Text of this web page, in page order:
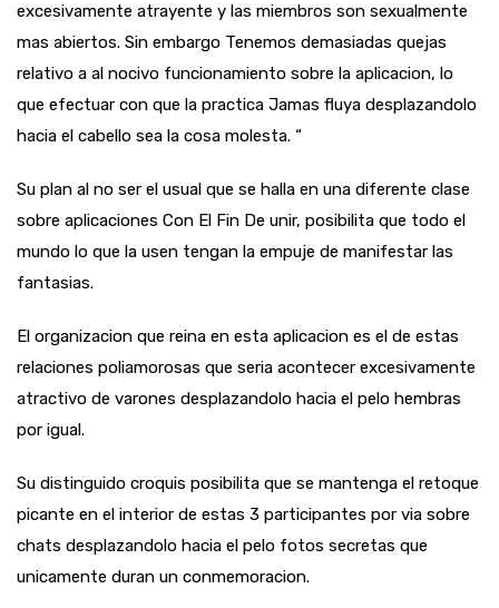
excesivamente atrayente y las miembros son sexualmente
mas abiertos. Sin embargo Tenemos demasiadas quejas
relativo a al nocivo funcionamiento sobre la aplicacion, lo
que efectuar con que la practica Jamas fluya desplazandolo
hacia el cabello sea la cosa molesta. “
Su plan al no ser el usual que se halla en una diferente clase
sobre aplicaciones Con El Fin De unir, posibilita que todo el
mundo lo que la usen tengan la empuje de manifestar las
fantasias.
El organizacion que reina en esta aplicacion es el de estas
relaciones poliamorosas que seri­a acontecer excesivamente
atractivo de varones desplazandolo hacia el pelo hembras
por igual.
Su distinguido croquis posibilita que se mantenga el retoque
picante en el interior de estas 3 participantes por via sobre
chats desplazandolo hacia el pelo fotos secretas que
unicamente duran un conmemoracion.